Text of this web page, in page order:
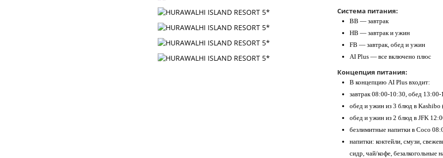
Система питания:
BB — завтрак
HB — завтрак и ужин
FB — завтрак, обед и ужин
AI Plus — все включено плюс
Концепция питания:
В концепцию AI Plus входит:
завтрак 08:00-10:30, обед
обед и ужин из 3 блюд в Kashibo
обед и ужин из 2 блюд в JFK
безлимитные напитки в Coco
напитки: коктейли, смузи,
сидр, чай/кофе, безалкогольные